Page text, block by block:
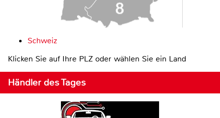
Schweiz
Klicken Sie auf Ihre PLZ oder wählen Sie ein Land
Händler des Tages